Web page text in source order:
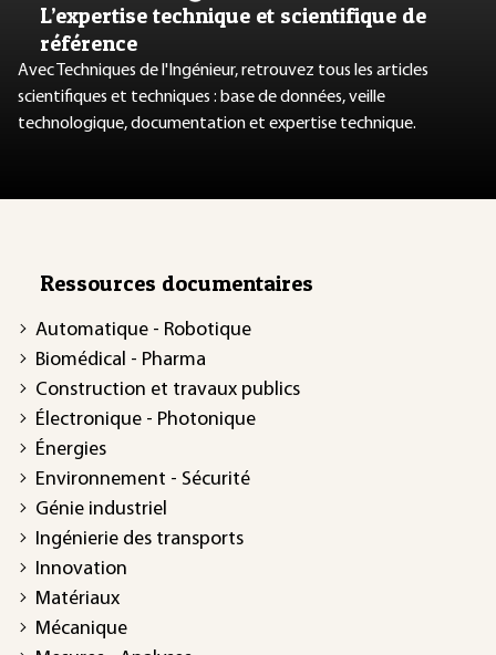
L’expertise technique et scientifique de
référence
Avec Techniques de l'Ingénieur, retrouvez tous les articles
scientifiques et techniques : base de données, veille
technologique, documentation et expertise technique.
Ressources documentaires
Automatique - Robotique
Biomédical - Pharma
Construction et travaux publics
Électronique - Photonique
Énergies
Environnement - Sécurité
Génie industriel
Ingénierie des transports
Innovation
Matériaux
Mécanique